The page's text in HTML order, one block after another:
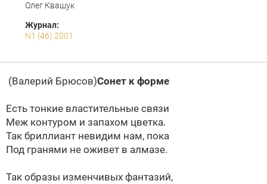
Олег Квашук
Журнал:
N1 (46) 2001
(Валерий Брюсов)Сонет к форме
Есть тонкие властительные связи
Меж контуром и запахом цветка.
Так бриллиант невидим нам, пока
Под гранями не оживет в алмазе.
Так образы изменчивых фантазий,